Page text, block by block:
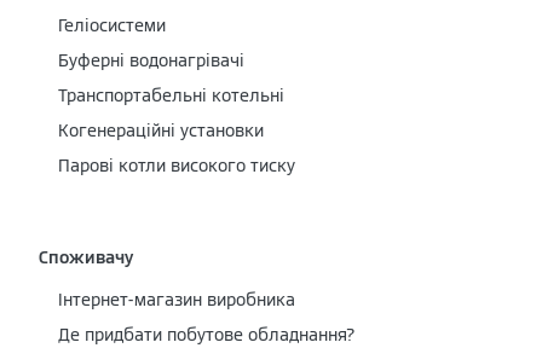
Геліосистеми
Буферні водонагрівачі
Транспортабельні котельні
Когенераційні установки
Парові котли високого тиску
Споживачу
Інтернет-магазин виробника
Де придбати побутове обладнання?